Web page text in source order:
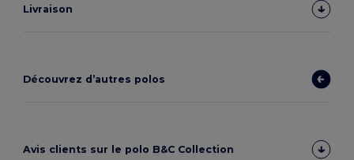
Livraison
Découvrez d’autres polos
Avis clients sur le polo B&C Collection